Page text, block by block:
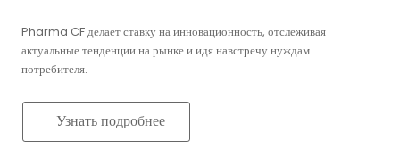
Pharma CF делает ставку на инновационность, отслеживая
актуальные тенденции на рынке и идя навстречу нуждам
потребителя.
Узнать подробнее